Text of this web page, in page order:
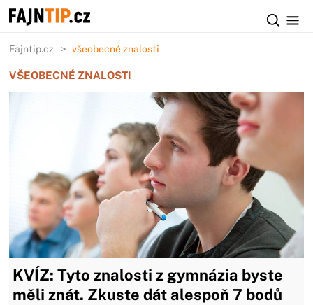
Fajntip.cz všeobecné znalosti
VŠEOBECNÉ ZNALOSTI
KVÍZ: Tyto znalosti z gymnázia byste
měli znát. Zkuste dát alespoň 7 bodů